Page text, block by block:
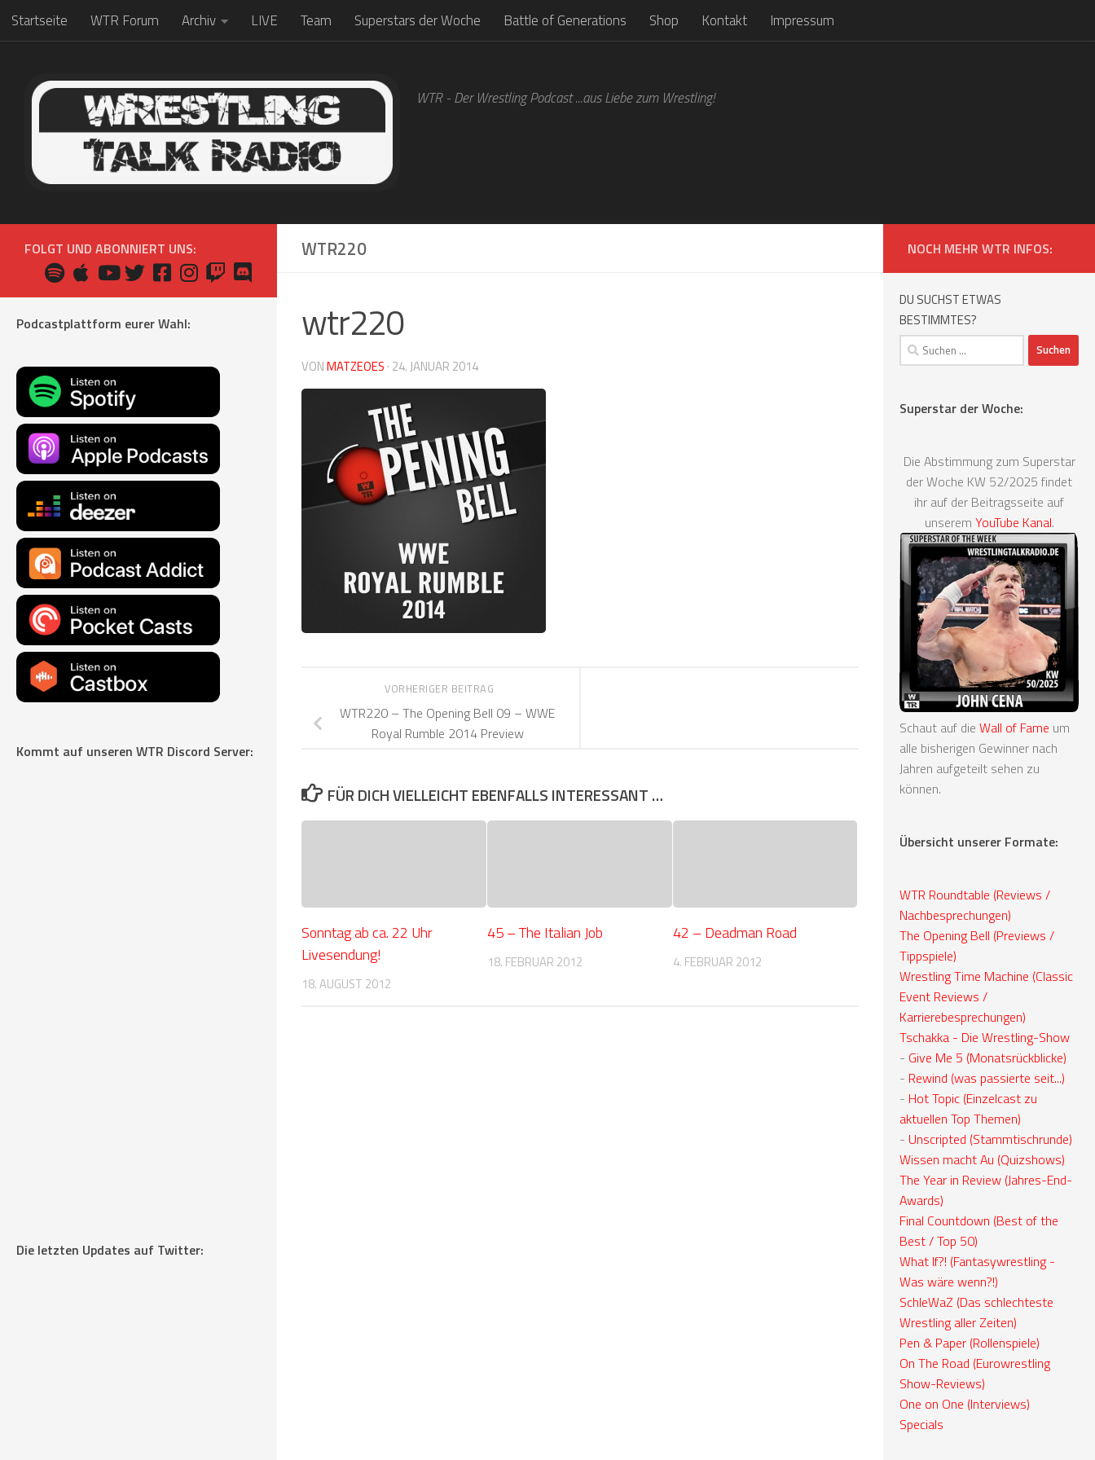
Zum Inhalt springen
Startseite WTR Forum Archiv LIVE Team Superstars der Woche Battle of Generations Shop Kontakt Impressum
WTR - Der Wrestling Podcast ...aus Liebe zum Wrestling!
WTR220
wtr220
VONMATZEOES · 24. JANUAR 2014
VORHERIGER BEITRAG
WTR220 – The Opening Bell 09 – WWE
Royal Rumble 2014 Preview
FÜR DICH VIELLEICHT EBENFALLS INTERESSANT …
Sonntag ab ca. 22 Uhr
Livesendung!
18. AUGUST 2012
45 – The Italian Job
18. FEBRUAR 2012
42 – Deadman Road
4. FEBRUAR 2012
FOLGT UND ABONNIERT UNS:
Podcastplattform eurer Wahl:
Kommt auf unseren WTR Discord Server:
Die letzten Updates auf Twitter:
NOCH MEHR WTR INFOS:
DU SUCHST ETWAS
BESTIMMTES?
Suchen
nach:
Superstar der Woche:
Die Abstimmung zum Superstar
der Woche KW 52/2025 findet
ihr auf der Beitragsseite auf
unserem YouTube Kanal.
Schaut auf die Wall of Fame um
alle bisherigen Gewinner nach
Jahren aufgeteilt sehen zu
können.
Übersicht unserer Formate:
WTR Roundtable (Reviews /
Nachbesprechungen)
The Opening Bell (Previews /
Tippspiele)
Wrestling Time Machine (Classic
Event Reviews /
Karrierebesprechungen)
Tschakka - Die Wrestling-Show
- Give Me 5 (Monatsrückblicke)
- Rewind (was passierte seit...)
- Hot Topic (Einzelcast zu
aktuellen Top Themen)
- Unscripted (Stammtischrunde)
Wissen macht Au (Quizshows)
The Year in Review (Jahres-End-
Awards)
Final Countdown (Best of the
Best / Top 50)
What If?! (Fantasywrestling -
Was wäre wenn?!)
SchleWaZ (Das schlechteste
Wrestling aller Zeiten)
Pen & Paper (Rollenspiele)
On The Road (Eurowrestling
Show-Reviews)
One on One (Interviews)
Specials